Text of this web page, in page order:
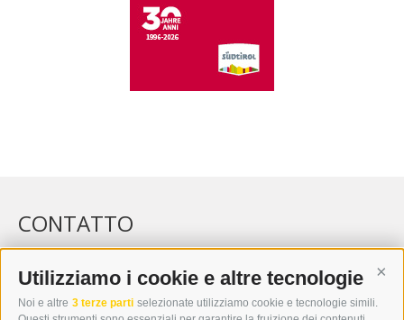
Utilizziamo i cookie e altre tecnologie
Noi e altre 3 terze parti selezionate utilizziamo cookie e tecnologie simili.
CONTATTO
WIPP-MEDIA GMBH
DER ERKER
I-39049 VIPITENO